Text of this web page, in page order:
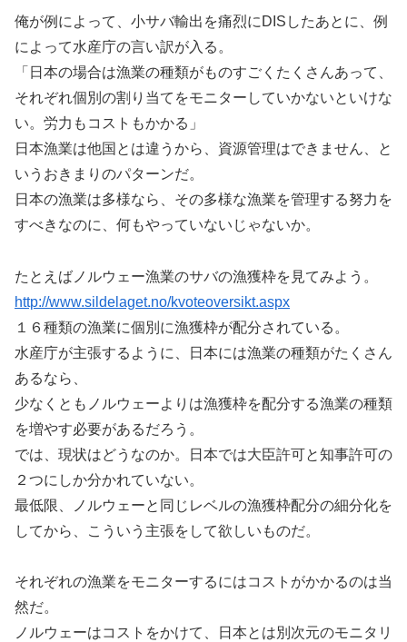
俺が例によって、小サバ輸出を痛烈にDISしたあとに、例
によって水産庁の言い訳が入る。
「日本の場合は漁業の種類がものすごくたくさんあって、
それぞれ個別の割り当てをモニターしていかないといけな
い。労力もコストもかかる」
日本漁業は他国とは違うから、資源管理はできません、と
いうおきまりのパターンだ。
日本の漁業は多様なら、その多様な漁業を管理する努力を
すべきなのに、何もやっていないじゃないか。
たとえばノルウェー漁業のサバの漁獲枠を見てみよう。
http://www.sildelaget.no/kvoteoversikt.aspx
１６種類の漁業に個別に漁獲枠が配分されている。
水産庁が主張するように、日本には漁業の種類がたくさん
あるなら、
少なくともノルウェーよりは漁獲枠を配分する漁業の種類
を増やす必要があるだろう。
では、現状はどうなのか。日本では大臣許可と知事許可の
２つにしか分かれていない。
最低限、ノルウェーと同じレベルの漁獲枠配分の細分化を
してから、こういう主張をして欲しいものだ。
それぞれの漁業をモニターするにはコストがかかるのは当
然だ。
ノルウェーはコストをかけて、日本とは別次元のモニタリ